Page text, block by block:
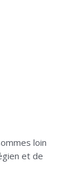
loin
et de